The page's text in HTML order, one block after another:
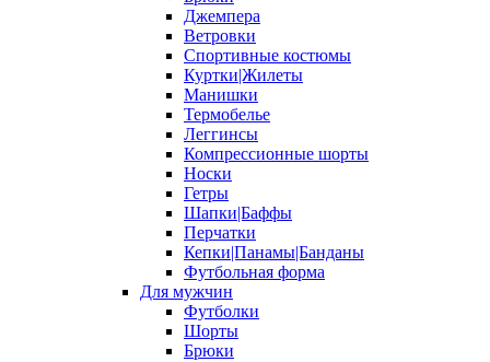
Джемпера
Ветровки
Спортивные костюмы
Куртки|Жилеты
Манишки
Термобелье
Леггинсы
Компрессионные шорты
Носки
Гетры
Шапки|Баффы
Перчатки
Кепки|Панамы|Банданы
Футбольная форма
Для мужчин
Футболки
Шорты
Брюки